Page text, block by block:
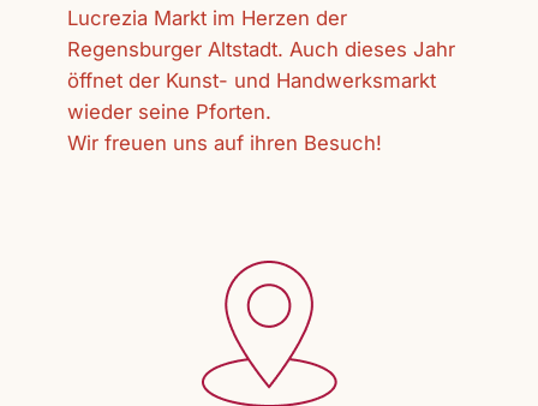
Lucrezia Markt im Herzen der
Regensburger Altstadt. Auch dieses Jahr
öffnet der Kunst- und Handwerksmarkt
wieder seine Pforten.
Wir freuen uns auf ihren Besuch!